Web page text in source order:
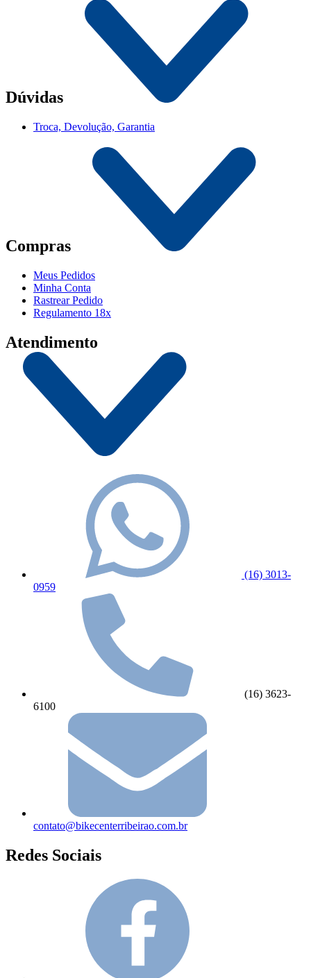
Dúvidas
Troca, Devolução, Garantia
Compras
Meus Pedidos
Minha Conta
Rastrear Pedido
Regulamento 18x
Atendimento
(16) 3013-
0959
(16) 3623-
6100
contato@bikecenterribeirao.com.br
Redes Sociais